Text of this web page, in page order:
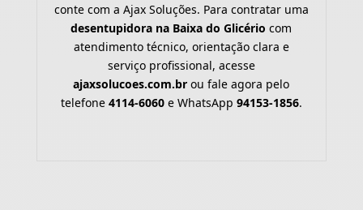
conte com a Ajax Soluções. Para contratar uma
desentupidora na Baixa do Glicério com
atendimento técnico, orientação clara e
serviço profissional, acesse
ajaxsolucoes.com.br ou fale agora pelo
telefone 4114-6060e WhatsApp 94153-1856.